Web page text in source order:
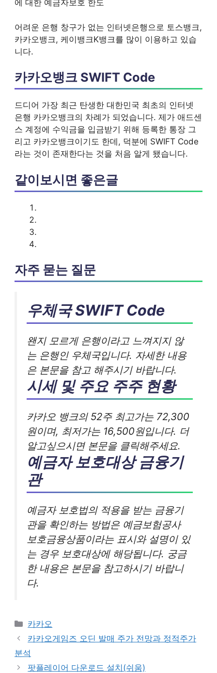
에 대한 예금자보호 한도
어려운 은행 창구가 없는 인터넷은행으로 토스뱅크,
카카오뱅크, 케이뱅크K뱅크를 많이 이용하고 있습
니다.
카카오뱅크 SWIFT Code
드디어 가장 최근 탄생한 대한민국 최초의 인터넷
은행 카카오뱅크의 차례가 되었습니다. 제가 애드센
스 계정에 수익금을 입금받기 위해 등록한 통장 그
리고 카카오뱅크이기도 한데, 덕분에 SWIFT Code
라는 것이 존재한다는 것을 처음 알게 됐습니다.
같이보시면 좋은글
자주 묻는 질문
우체국 SWIFT Code
왠지 모르게 은행이라고 느껴지지 않
는 은행인 우체국입니다. 자세한 내용
은 본문을 참고 해주시기 바랍니다.
시세 및 주요 주주 현황
카카오 뱅크의 52주 최고가는 72,300
원이며, 최저가는 16,500원입니다. 더
알고싶으시면 본문을 클릭해주세요.
예금자 보호대상 금융기
관
예금자 보호법의 적용을 받는 금융기
관을 확인하는 방법은 예금보험공사
보호금융상품이라는 표시와 설명이 있
는 경우 보호대상에 해당됩니다. 궁금
한 내용은 본문을 참고하시기 바랍니
다.
카
테
리
카카오
카카오게임즈 오딘 발매 주가 전망과 정적주가
분석
팟플레이어 다운로드 설치(쉬움)